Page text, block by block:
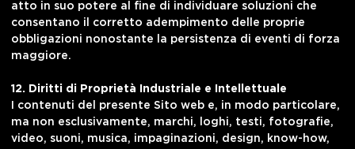
atto in suo potere al fine di individuare soluzioni che
consentano il corretto adempimento delle proprie
obbligazioni nonostante la persistenza di eventi di forza
maggiore.
12. Diritti di Proprietà Industriale e Intellettuale
I contenuti del presente Sito web e, in modo particolare,
ma non esclusivamente, marchi, loghi, testi, fotografie,
video, suoni, musica, impaginazioni, design, know-how,